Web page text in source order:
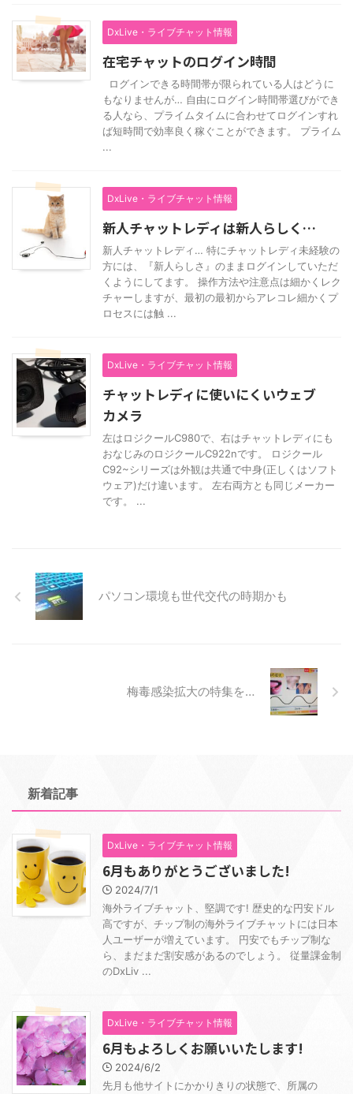
DxLive・ライブチャット情報
在宅チャットのログイン時間
ログインできる時間帯が限られている人はどうに
もなりませんが… 自由にログイン時間帯選びができ
る人なら、プライムタイムに合わせてログインすれ
ば短時間で効率良く稼ぐことができます。 プライム
...
DxLive・ライブチャット情報
新人チャットレディは新人らしく…
新人チャットレディ… 特にチャットレディ未経験の
方には、『新人らしさ』のままログインしていただ
くようにしてます。 操作方法や注意点は細かくレク
チャーしますが、最初の最初からアレコレ細かくプ
ロセスには触 ...
DxLive・ライブチャット情報
チャットレディに使いにくいウェブ
カメラ
左はロジクールC980で、右はチャットレディにも
おなじみのロジクールC922nです。 ロジクール
C92~シリーズは外観は共通で中身(正しくはソフト
ウェア)だけ違います。 左右両方とも同じメーカー
です。 ...
パソコン環境も世代交代の時期かも
梅毒感染拡大の特集を…
新着記事
DxLive・ライブチャット情報
6月もありがとうございました!
2024/7/1
海外ライブチャット、堅調です! 歴史的な円安ドル
高ですが、チップ制の海外ライブチャットには日本
人ユーザーが増えています。 円安でもチップ制な
ら、まだまだ割安感があるのでしょう。 従量課金制
のDxLiv ...
DxLive・ライブチャット情報
6月もよろしくお願いいたします!
2024/6/2
先月も他サイトにかかりきりの状態で、所属の